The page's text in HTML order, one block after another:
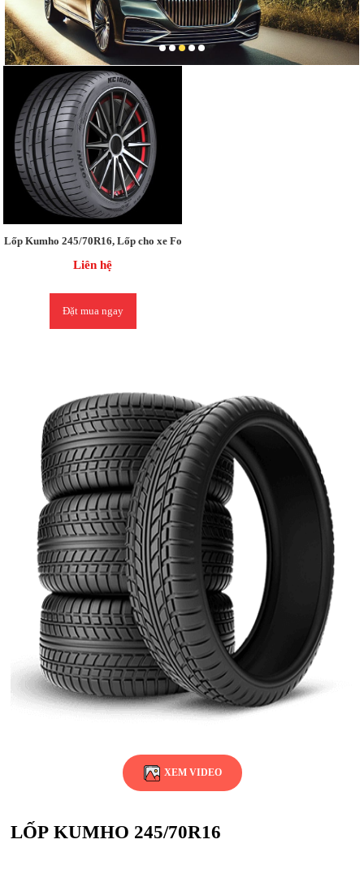
Lốp Kumho 245/70R16, Lốp cho xe Ford EVEREST / Ford Everest /
Liên hệ
Đặt mua ngay
XEM VIDEO
LỐP KUMHO 245/70R16